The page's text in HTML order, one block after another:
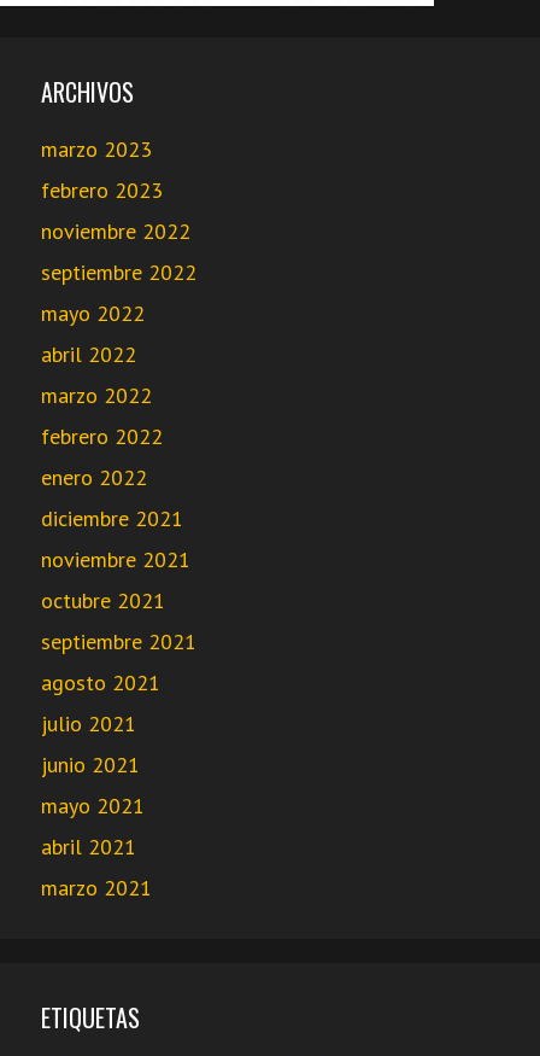
ARCHIVOS
marzo 2023
febrero 2023
noviembre 2022
septiembre 2022
mayo 2022
abril 2022
marzo 2022
febrero 2022
enero 2022
diciembre 2021
noviembre 2021
octubre 2021
septiembre 2021
agosto 2021
julio 2021
junio 2021
mayo 2021
abril 2021
marzo 2021
ETIQUETAS